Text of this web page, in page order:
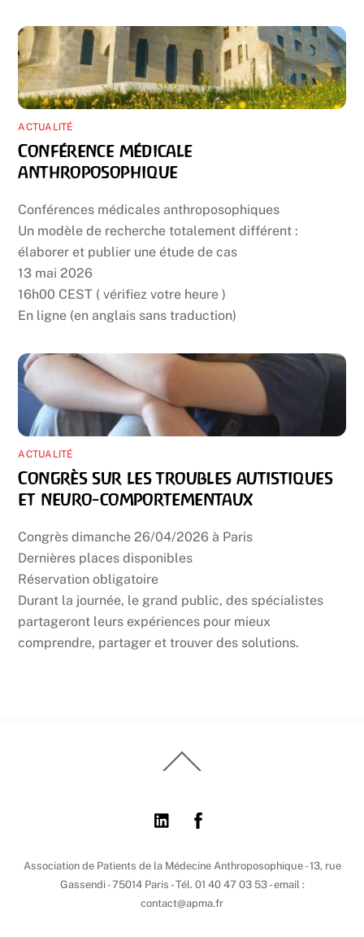
ACTUALITÉ
Conférence médicale
anthroposophique
Conférences médicales anthroposophiques
Un modèle de recherche totalement différent :
élaborer et publier une étude de cas
13 mai 2026
16h00 CEST ( vérifiez votre heure )
En ligne (en anglais sans traduction)
ACTUALITÉ
Congrès sur les troubles autistiques
et neuro-comportementaux
Congrès dimanche 26/04/2026 à Paris
Dernières places disponibles
Réservation obligatoire
Durant la journée, le grand public, des spécialistes
partageront leurs expériences pour mieux
comprendre, partager et trouver des solutions.
To
Association de Patients de la Médecine Anthroposophique - 13, rue
Gassendi - 75014 Paris - Tél. 01 40 47 03 53 - email :
contact@apma.fr